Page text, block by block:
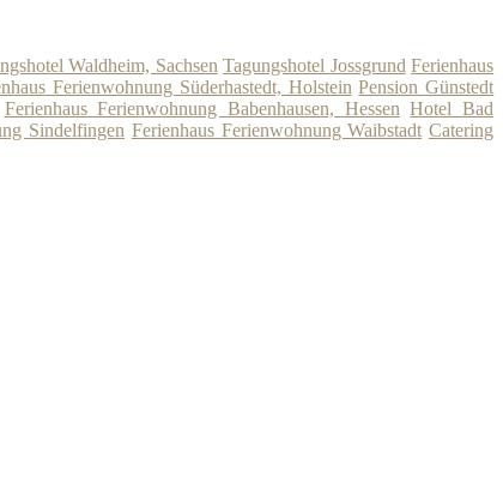
Waldheim, Sachsen Tagungshotel Jossgrund Ferienhaus
Ferienwohnung Süderhastedt, Holstein Pension Günstedt
Ferienhaus Ferienwohnung Babenhausen, Hessen Hotel Bad
Sindelfingen Ferienhaus Ferienwohnung Waibstadt Catering